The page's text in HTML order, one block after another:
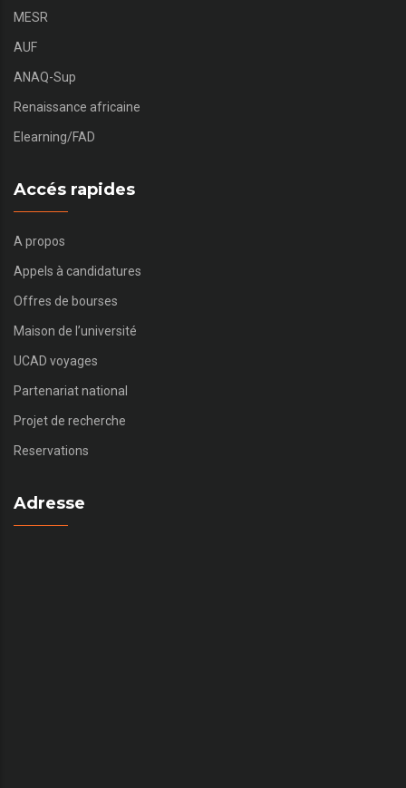
MESR
AUF
ANAQ-Sup
Renaissance africaine
Elearning/FAD
Accés rapides
A propos
Appels à candidatures
Offres de bourses
Maison de l’université
UCAD voyages
Partenariat national
Projet de recherche
Reservations
Adresse